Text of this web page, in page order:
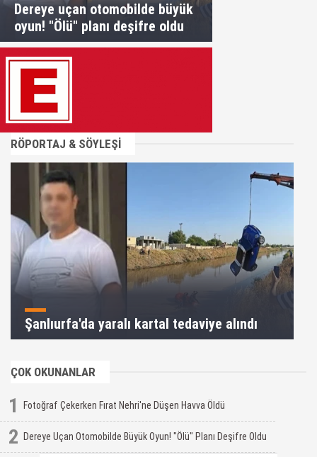
Dereye uçan otomobilde büyük
oyun! "Ölü" planı deşifre oldu
RÖPORTAJ & SÖYLEŞİ
Şanlıurfa'da yaralı kartal tedaviye alındı
ÇOK OKUNANLAR
1 Fotoğraf Çekerken Fırat Nehri'ne Düşen Havva Öldü
2 Dereye Uçan Otomobilde Büyük Oyun! "Ölü" Planı Deşifre Oldu